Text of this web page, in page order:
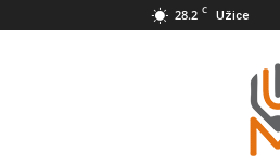
28.2 C Užice